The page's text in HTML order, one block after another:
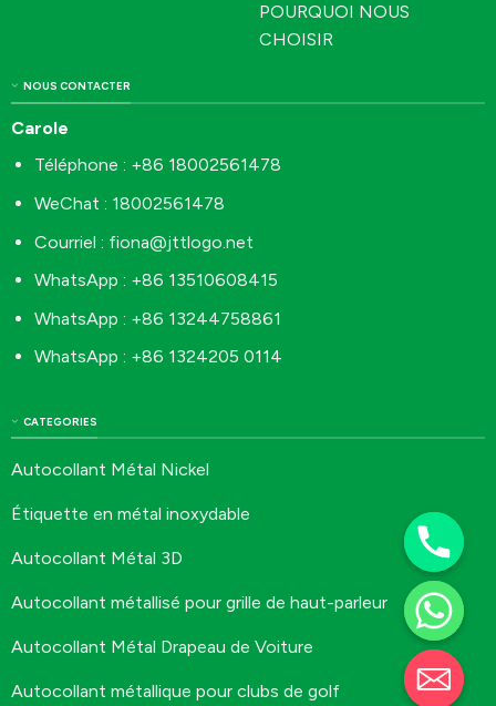
POURQUOI NOUS
CHOISIR
CATEGORIES
Autocollant Métal Nickel
Étiquette en métal inoxydable
Autocollant Métal 3D
Autocollant métallisé pour grille de haut-parleur
Autocollant Métal Drapeau de Voiture
Autocollant métallique pour clubs de golf
NOUS CONTACTER
Carole
Téléphone : +86 18002561478
WeChat : 18002561478
Courriel : fiona@jttlogo.net
WhatsApp : +86 13510608415
WhatsApp : +86 13244758861
WhatsApp : +86 1324205 0114